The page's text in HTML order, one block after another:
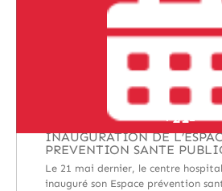
21
DÉCOUVERTES,
INAUGURATION DE
PREVENTION SANTE
Le 21 mai dernier, le centre
inauguré son Espace prévention